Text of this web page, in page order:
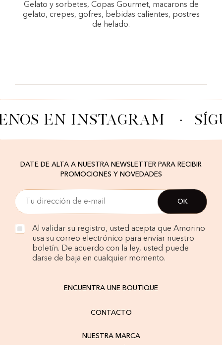
Gelato y sorbetes, Copas Gourmet, macarons de
gelato, crepes, gofres, bebidas calientes, postres
de helado.
EN INSTAGRAM ·
DATE DE ALTA A NUESTRA NEWSLETTER PARA RECIBIR
PROMOCIONES Y NOVEDADES
Al validar su registro, usted acepta que Amorino
usa su correo electrónico para enviar nuestro
boletín. De acuerdo con la ley, usted puede
darse de baja en cualquier momento.
ENCUENTRA UNE BOUTIQUE
CONTACTO
NUESTRA MARCA